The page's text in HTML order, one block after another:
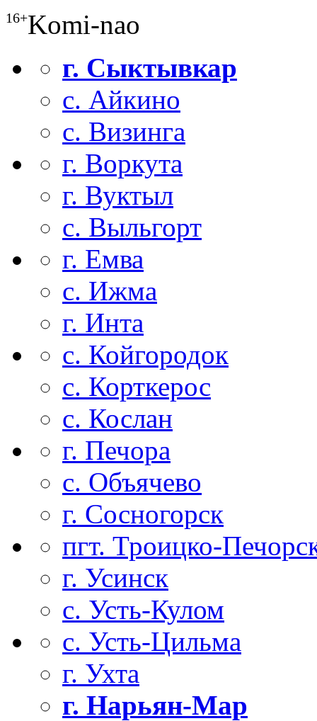
16+Komi-nao
г. Сыктывкар
с. Айкино
с. Визинга
г. Воркута
г. Вуктыл
с. Выльгорт
г. Емва
с. Ижма
г. Инта
с. Койгородок
с. Корткерос
с. Кослан
г. Печора
с. Объячево
г. Сосногорск
пгт. Троицко-
г. Усинск
с. Усть-Кулом
с. Усть-Цильма
г. Ухта
г. Нарьян-Мар